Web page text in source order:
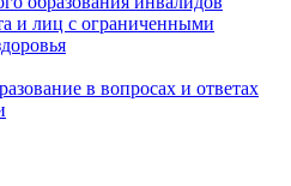
и лиц с ограниченными
в вопросах и ответах